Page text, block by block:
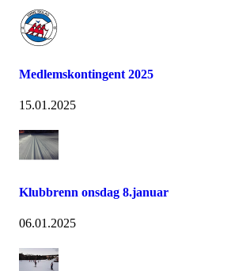
Medlemskontingent 2025
15.01.2025
Klubbrenn onsdag 8.januar
06.01.2025